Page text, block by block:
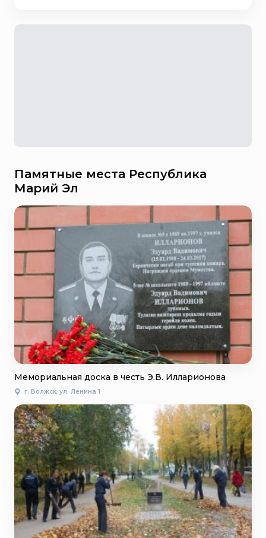
Памятные места Республика
Марий Эл
Мемориальная доска в честь Э.В. Илларионова
г. Волжск, ул. Ленина 1